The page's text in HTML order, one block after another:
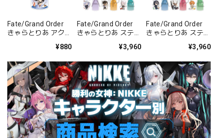
Fate/Grand Order
きゃらとりあ アクリ
ンキャンサー/謎の
プン・サマー〕
¥880
Fate/Grand Order
きゃらとりあ ステッ
BOX 全12種類¥3,960
Fate/Grand Order
きゃらとりあ ステッ
BOX 全12種類¥3,960